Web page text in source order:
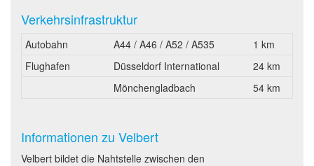
Verkehrsinfrastruktur
Autobahn A44 / A46 / A52 / A535
1 km
Flughafen
Düsseldorf International
24 km
Mönchengladbach
54 km
Informationen zu Velbert
Velbert bildet die Nahtstelle zwischen den